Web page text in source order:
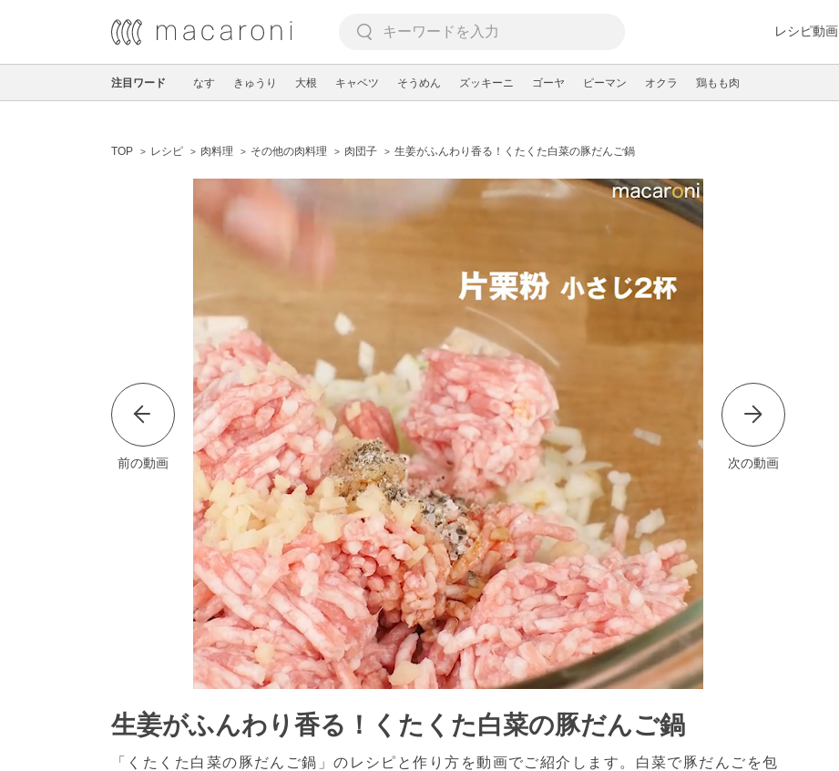
レシピ動画
注目ワード なす きゅうり 大根 キャベツ そうめん ズッキーニ ゴーヤ ピーマン オクラ 鶏もも肉
TOP レシピ 肉料理 その他の肉料理 肉団子 生姜がふんわり香る！くたくた白菜の豚だんご鍋
前の動画 次の動画
生姜がふんわり香る！くたくた白菜の豚だんご鍋
「くたくた白菜の豚だんご鍋」のレシピと作り方を動画でご紹介します。白菜で豚だんごを包